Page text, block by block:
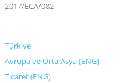
2017/ECA/082
Türkiye
Avrupa ve Orta Asya (ENG)
Ticaret (ENG)